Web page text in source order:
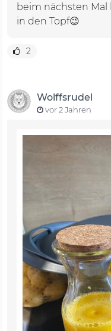
beim nächsten
in den Topf😉
2
Wolffsrudel
vor 2 Jahren